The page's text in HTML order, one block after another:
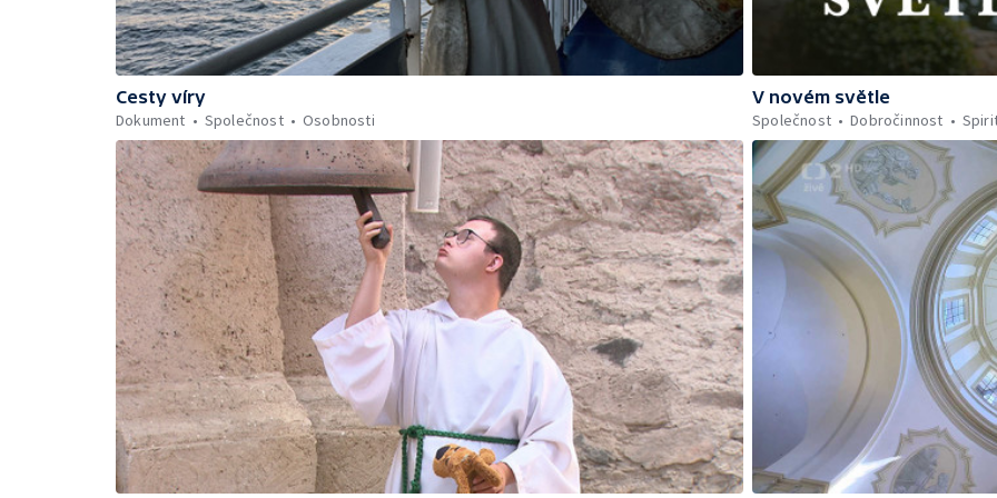
Cesty víry
Dokument
Společnost Osobnosti
V novém světle
Společnost
Dobročinnost